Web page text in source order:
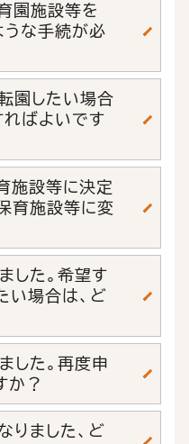
園施設等を
うな手続が必
園したい場合
ればよいです
施設等に決定
育施設等に変
した。希望す
い場合は、ど
した。再度申
か？
ました、ど